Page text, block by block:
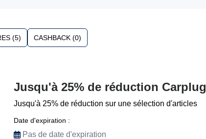
(5) CASHBACK (0)
Jusqu'à 25% de réduction Carplug
Jusqu'à 25% de réduction sur une sélection d'articles
Date d'expiration :
Pas de date d'expiration